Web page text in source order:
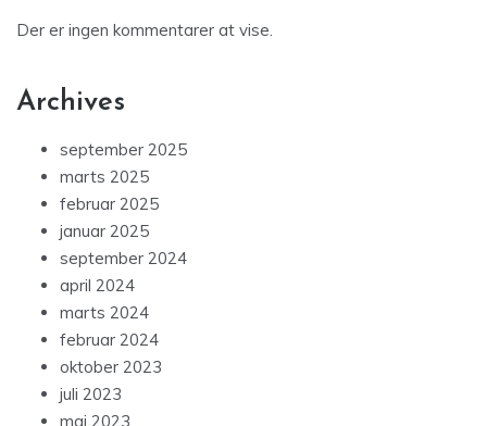
Der er ingen kommentarer at vise.
Archives
september 2025
marts 2025
februar 2025
januar 2025
september 2024
april 2024
marts 2024
februar 2024
oktober 2023
juli 2023
maj 2023